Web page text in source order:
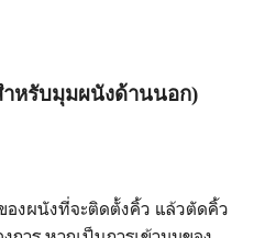
หรับมุมผนังด้านนอก)
องผนังที่จะติดตั้งคิ้ว แล้วตัดคิ้ว